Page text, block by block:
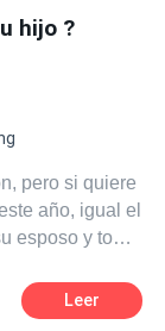
hijo ?
pero si quiere
año, igual el
mi
dolor
Leer